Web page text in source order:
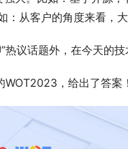
从客户的角度来看，
热议话题外，在今天的
，给出了答案！